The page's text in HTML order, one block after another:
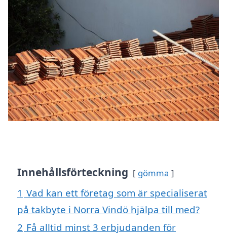
Innehållsförteckning gömma
1 Vad kan ett företag som är specialiserat
på takbyte i Norra Vindö hjälpa till med?
2 Få alltid minst 3 erbjudanden för